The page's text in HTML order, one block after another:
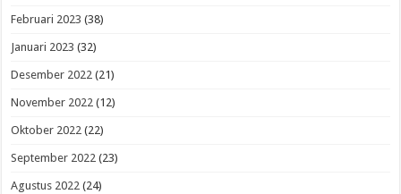
Februari 2023 (38)
Januari 2023 (32)
Desember 2022 (21)
November 2022 (12)
Oktober 2022 (22)
September 2022 (23)
Agustus 2022 (24)